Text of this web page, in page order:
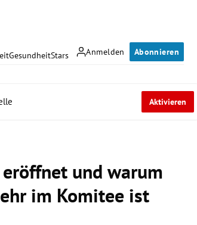
Anmelden Abonnieren
GesundheitStars
Aktivieren
und warum
im Komitee ist